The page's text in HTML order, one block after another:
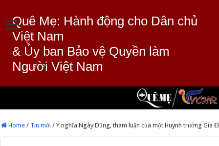
Quê Mẹ: Hành động cho Dân chủ
Việt Nam
& Ủy ban Bảo vệ Quyền làm
Người Việt Nam
Home / Tin mới / Ý nghĩa Ngày Dũng, tham luận của một Huynh trưởng Gia